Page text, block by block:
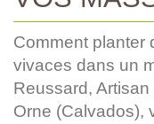
Comment planter
vivaces dans un
Reussard,
Orne (Calvados),